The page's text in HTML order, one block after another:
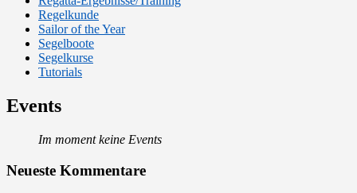
Regelkunde
Sailor of the Year
Segelboote
Segelkurse
Tutorials
Events
Im moment keine Events
Neueste Kommentare